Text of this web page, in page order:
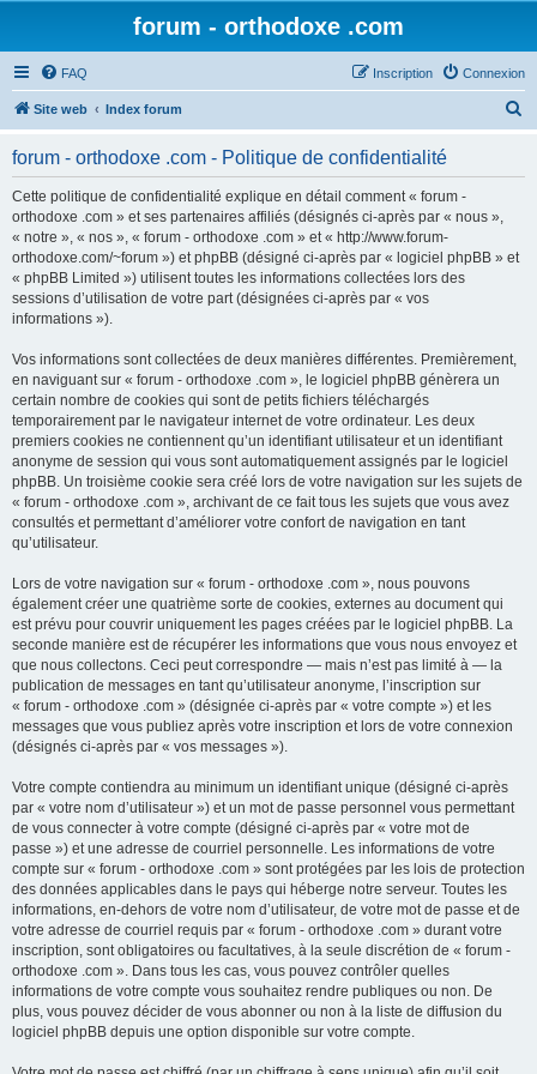
forum - orthodoxe .com
FAQ Connexion
Inscription
Site web Index forum
forum - orthodoxe .com - Politique de confidentialité
Cette politique de confidentialité explique en détail comment « forum -
orthodoxe .com » et ses partenaires affiliés (désignés ci-après par « nous »,
« notre », « nos », « forum - orthodoxe .com » et « http://www.forum-
orthodoxe.com/~forum ») et phpBB (désigné ci-après par « logiciel phpBB » et
« phpBB Limited ») utilisent toutes les informations collectées lors des
sessions d’utilisation de votre part (désignées ci-après par « vos
informations »).
Vos informations sont collectées de deux manières différentes. Premièrement,
en naviguant sur « forum - orthodoxe .com », le logiciel phpBB génèrera un
certain nombre de cookies qui sont de petits fichiers téléchargés
temporairement par le navigateur internet de votre ordinateur. Les deux
premiers cookies ne contiennent qu’un identifiant utilisateur et un identifiant
anonyme de session qui vous sont automatiquement assignés par le logiciel
phpBB. Un troisième cookie sera créé lors de votre navigation sur les sujets de
« forum - orthodoxe .com », archivant de ce fait tous les sujets que vous avez
consultés et permettant d’améliorer votre confort de navigation en tant
qu’utilisateur.
Lors de votre navigation sur « forum - orthodoxe .com », nous pouvons
également créer une quatrième sorte de cookies, externes au document qui
est prévu pour couvrir uniquement les pages créées par le logiciel phpBB. La
seconde manière est de récupérer les informations que vous nous envoyez et
que nous collectons. Ceci peut correspondre — mais n’est pas limité à — la
publication de messages en tant qu’utilisateur anonyme, l’inscription sur
« forum - orthodoxe .com » (désignée ci-après par « votre compte ») et les
messages que vous publiez après votre inscription et lors de votre connexion
(désignés ci-après par « vos messages »).
Votre compte contiendra au minimum un identifiant unique (désigné ci-après
par « votre nom d’utilisateur ») et un mot de passe personnel vous permettant
de vous connecter à votre compte (désigné ci-après par « votre mot de
passe ») et une adresse de courriel personnelle. Les informations de votre
compte sur « forum - orthodoxe .com » sont protégées par les lois de protection
des données applicables dans le pays qui héberge notre serveur. Toutes les
informations, en-dehors de votre nom d’utilisateur, de votre mot de passe et de
votre adresse de courriel requis par « forum - orthodoxe .com » durant votre
inscription, sont obligatoires ou facultatives, à la seule discrétion de « forum -
orthodoxe .com ». Dans tous les cas, vous pouvez contrôler quelles
informations de votre compte vous souhaitez rendre publiques ou non. De
plus, vous pouvez décider de vous abonner ou non à la liste de diffusion du
logiciel phpBB depuis une option disponible sur votre compte.